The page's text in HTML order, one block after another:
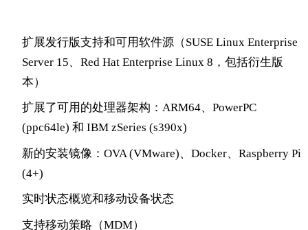
扩展发行版支持和可用软件源（SUSE Linux Enterprise
Server 15、Red Hat Enterprise Linux 8，包括衍生版
本）
扩展了可用的处理器架构：ARM64、PowerPC
(ppc64le) 和 IBM zSeries (s390x)
新的安装镜像：OVA (VMware)、Docker、Raspberry Pi
(4+)
实时状态概览和移动设备状态
支持移动策略（MDM）